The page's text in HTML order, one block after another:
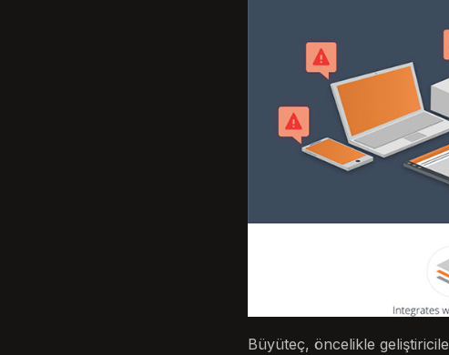
Büyüteç, öncelikle